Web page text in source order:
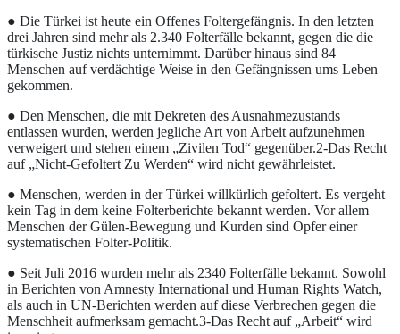
● Die Türkei ist heute ein Offenes Foltergefängnis. In den letzten
drei Jahren sind mehr als 2.340 Folterfälle bekannt, gegen die die
türkische Justiz nichts unternimmt. Darüber hinaus sind 84
Menschen auf verdächtige Weise in den Gefängnissen ums Leben
gekommen.
● Den Menschen, die mit Dekreten des Ausnahmezustands
entlassen wurden, werden jegliche Art von Arbeit aufzunehmen
verweigert und stehen einem „Zivilen Tod“ gegenüber.2-Das Recht
auf „Nicht-Gefoltert Zu Werden“ wird nicht gewährleistet.
● Menschen, werden in der Türkei willkürlich gefoltert. Es vergeht
kein Tag in dem keine Folterberichte bekannt werden. Vor allem
Menschen der Gülen-Bewegung und Kurden sind Opfer einer
systematischen Folter-Politik.
● Seit Juli 2016 wurden mehr als 2340 Folterfälle bekannt. Sowohl
in Berichten von Amnesty International und Human Rights Watch,
als auch in UN-Berichten werden auf diese Verbrechen gegen die
Menschheit aufmerksam gemacht.3-Das Recht auf „Arbeit“ wird